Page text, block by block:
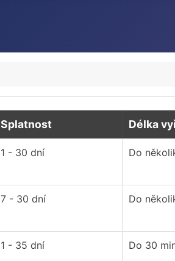
Splatnost Délka
1 - 30 dní Do
7 - 30 dní Do
1 - 35 dní Do 30